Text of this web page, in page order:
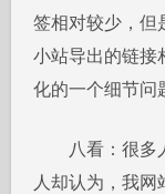
签相对较少，但
小站导出的链接
化的一个细节问
八看：很多人
人却认为，我